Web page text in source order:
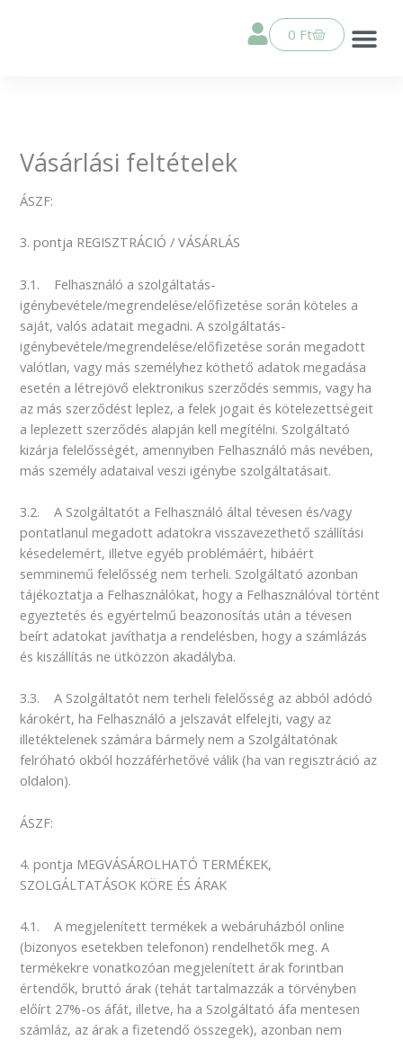
0 FtKosár
Vásárlási feltételek
ÁSZF:
3. pontja REGISZTRÁCIÓ / VÁSÁRLÁS
3.1. Felhasználó a szolgáltatás-
igénybevétele/megrendelése/előfizetése során köteles a
saját, valós adatait megadni. A szolgáltatás-
igénybevétele/megrendelése/előfizetése során megadott
valótlan, vagy más személyhez köthető adatok megadása
esetén a létrejövő elektronikus szerződés semmis, vagy ha
az más szerződést leplez, a felek jogait és kötelezettségeit
a leplezett szerződés alapján kell megítélni. Szolgáltató
kizárja felelősségét, amennyiben Felhasználó más nevében,
más személy adataival veszi igénybe szolgáltatásait.
3.2. A Szolgáltatót a Felhasználó által tévesen és/vagy
pontatlanul megadott adatokra visszavezethető szállítási
késedelemért, illetve egyéb problémáért, hibáért
semminemű felelősség nem terheli. Szolgáltató azonban
tájékoztatja a Felhasználókat, hogy a Felhasználóval történt
egyeztetés és egyértelmű beazonosítás után a tévesen
beírt adatokat javíthatja a rendelésben, hogy a számlázás
és kiszállítás ne ütközzön akadályba.
3.3. A Szolgáltatót nem terheli felelősség az abból adódó
károkért, ha Felhasználó a jelszavát elfelejti, vagy az
illetéktelenek számára bármely nem a Szolgáltatónak
felróható okból hozzáférhetővé válik (ha van regisztráció az
oldalon).
ÁSZF:
4. pontja MEGVÁSÁROLHATÓ TERMÉKEK,
SZOLGÁLTATÁSOK KÖRE ÉS ÁRAK
4.1. A megjelenített termékek a webáruházból online
(bizonyos esetekben telefonon) rendelhetők meg. A
termékekre vonatkozóan megjelenített árak forintban
értendők, bruttó árak (tehát tartalmazzák a törvényben
előírt 27%-os áfát, illetve, ha a Szolgáltató áfa mentesen
számláz, az árak a fizetendő összegek), azonban nem